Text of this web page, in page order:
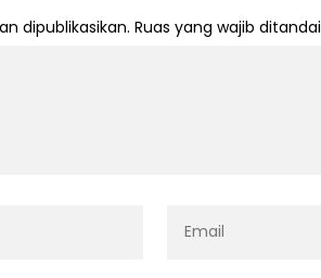
dipublikasikan. Ruas yang wajib ditandai